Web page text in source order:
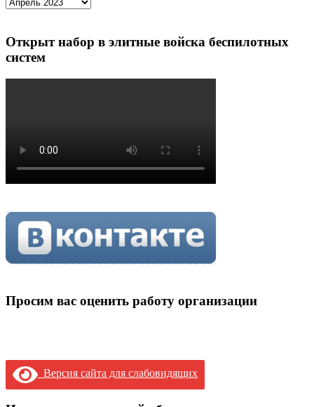
Открыт набор в элитные войска беспилотных
систем
Просим вас оценить работу организации
Версия сайта для слабовидящих